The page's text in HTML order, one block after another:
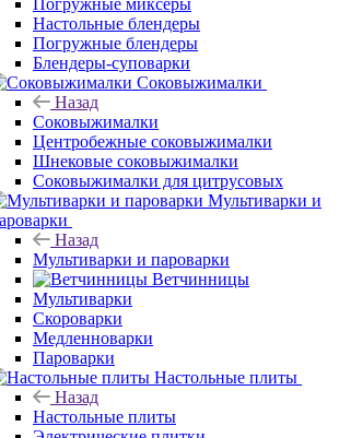
Погружные миксеры
Настольные блендеры
Погружные блендеры
Блендеры-суповарки
Соковыжималки
Назад
Соковыжималки
Центробежные соковыжималки
Шнековые соковыжималки
Соковыжималки для цитрусовых
Мультиварки и
Назад
Мультиварки и пароварки
Ветчинницы
Мультиварки
Скороварки
Медленноварки
Пароварки
Настольные плиты
Назад
Настольные плиты